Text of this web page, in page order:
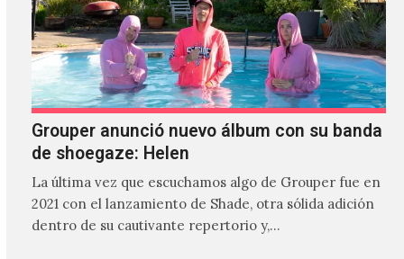
Grouper anunció nuevo álbum con su banda
de shoegaze: Helen
La última vez que escuchamos algo de Grouper fue en
2021 con el lanzamiento de Shade, otra sólida adición
dentro de su cautivante repertorio y,…